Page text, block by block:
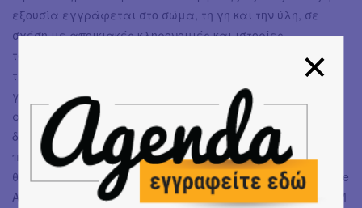
εξουσία εγγράφεται στο σώμα, τη γη και την ύλη, σε
σχέση με αποικιακές κληρονομιές και ιστορίες
τόπου. Μέσα από γλυπτική και κινηματογράφο διερευνά
τα παράδοξα της διατήρησης στην αρχιτεκτονική, τη
γεωργία και το δίκαιο, αναδεικνύοντας την ένταση
ανάμεσα στη μοντερνιστική ταξινόμηση και τη ζωντανή
διαδικασία φθοράς και αναγέννησης. Έχει
πραγματοποιήσει ατομικές εκθέσεις σε σημαντικούς
θεσμούς, όπως MoMA PS1 (Νέα Υόρκη), Wexner Center for the
Arts (Κολόμπους), Kunsthall Stavanger, Matadero (Μαδρίτη), M